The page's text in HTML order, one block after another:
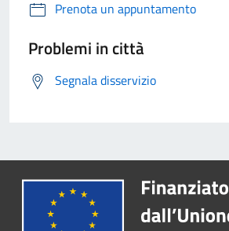
Prenota un appuntamento
Problemi in città
Segnala disservizio